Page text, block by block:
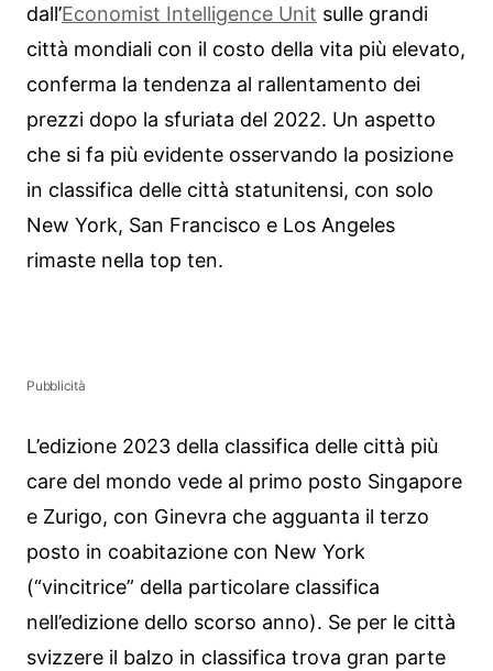
dall’Economist Intelligence Unit sulle grandi
città mondiali con il costo della vita più elevato,
conferma la tendenza al rallentamento dei
prezzi dopo la sfuriata del 2022. Un aspetto
che si fa più evidente osservando la posizione
in classifica delle città statunitensi, con solo
New York, San Francisco e Los Angeles
rimaste nella top ten.
Pubblicità
L’edizione 2023 della classifica delle città più
care del mondo vede al primo posto Singapore
e Zurigo, con Ginevra che agguanta il terzo
posto in coabitazione con New York
(“vincitrice” della particolare classifica
nell’edizione dello scorso anno). Se per le città
svizzere il balzo in classifica trova gran parte